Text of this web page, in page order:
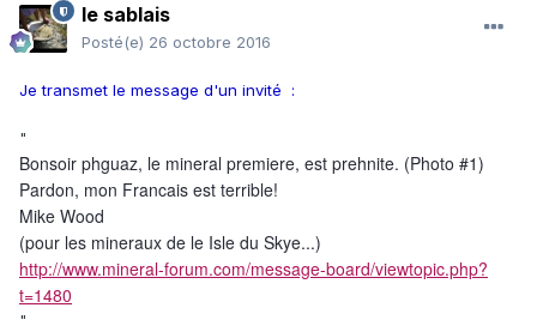
le sablais
Posté(e) 26 octobre 2016
Je transmet le message d'un invité :
"
Bonsoir phguaz, le mineral premiere, est prehnite. (Photo #1)
Pardon, mon Francais est terrible!
Mike Wood
(pour les mineraux de le Isle du Skye...)
http://www.mineral-forum.com/message-board/viewtopic.php?
t=1480
"